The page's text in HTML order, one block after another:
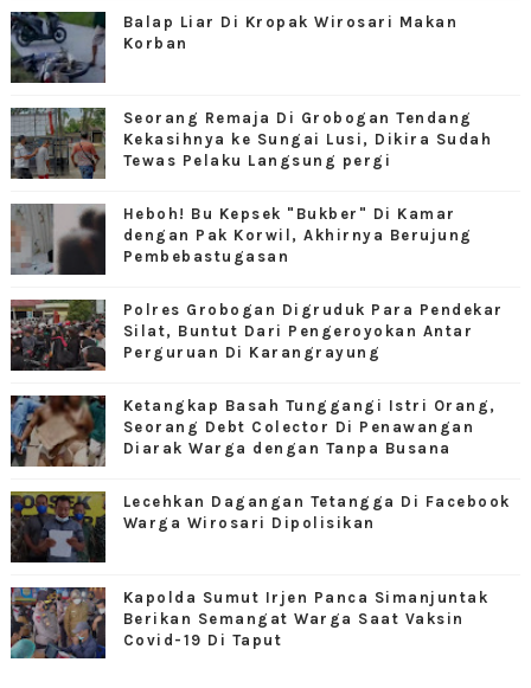
Balap Liar Di Kropak Wirosari Makan
Korban
Seorang Remaja Di Grobogan Tendang
Kekasihnya ke Sungai Lusi, Dikira Sudah
Tewas Pelaku Langsung pergi
Heboh! Bu Kepsek "Bukber" Di Kamar
dengan Pak Korwil, Akhirnya Berujung
Pembebastugasan
Polres Grobogan Digruduk Para Pendekar
Silat, Buntut Dari Pengeroyokan Antar
Perguruan Di Karangrayung
Ketangkap Basah Tunggangi Istri Orang,
Seorang Debt Colector Di Penawangan
Diarak Warga dengan Tanpa Busana
Lecehkan Dagangan Tetangga Di Facebook
Warga Wirosari Dipolisikan
Kapolda Sumut Irjen Panca Simanjuntak
Berikan Semangat Warga Saat Vaksin
Covid-19 Di Taput